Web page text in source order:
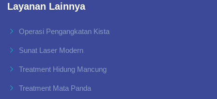
Layanan Lainnya
Operasi Pengangkatan Kista
Sunat Laser Modern
Treatment Hidung Mancung
Treatment Mata Panda